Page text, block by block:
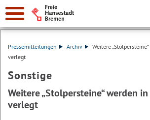
Suche:
Pressemitteilungen Archiv
Weitere
verlegt
Sonstige
Weitere „Stolpersteine“ werden
verlegt